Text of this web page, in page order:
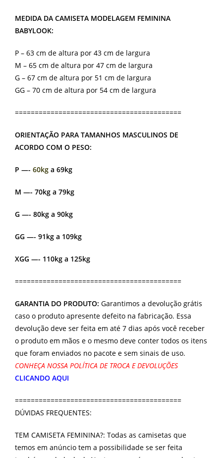
MEDIDA DA CAMISETA MODELAGEM FEMININA
BABYLOOK:
P – 63 cm de altura por 43 cm de largura
M – 65 cm de altura por 47 cm de largura
G – 67 cm de altura por 51 cm de largura
GG – 70 cm de altura por 54 cm de largura
==========================================
ORIENTAÇÃO PARA TAMANHOS MASCULINOS DE
ACORDO COM O PESO:
P —- 60kg a 69kg
M —- 70kg a 79kg
G —- 80kg a 90kg
GG —- 91kg a 109kg
XGG —- 110kg a 125kg
==========================================
GARANTIA DO PRODUTO: Garantimos a devolução grátis
caso o produto apresente defeito na fabricação. Essa
devolução deve ser feita em até 7 dias após você receber
o produto em mãos e o mesmo deve conter todos os itens
que foram enviados no pacote e sem sinais de uso.
CONHEÇA NOSSA POLÍTICA DE TROCA E DEVOLUÇÕES
CLICANDO AQUI
==========================================
DÚVIDAS FREQUENTES:
TEM CAMISETA FEMININA?: Todas as camisetas que
temos em anúncio tem a possibilidade se ser feita